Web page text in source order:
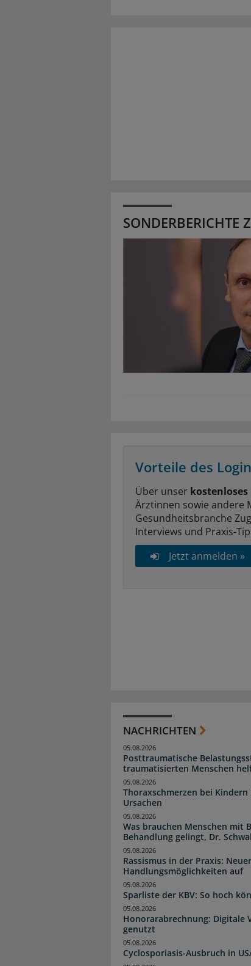
SONDERBERICHTE
Vorteile des
Über unser kostenloses
Ärztinnen sowie andere
Gesundheitsbranche
Interviews und Praxis-
Jetzt anmelden »
NACHRICHTEN
Posttraumatische
traumatisierten Menschen
05.08.2026
Thoraxschmerzen bei
Ursachen
05.08.2026
Was brauchen Menschen mit
Behandlung gelingt, Dr.
05.08.2026
Rassismus in der Praxis:
Handlungsmöglichkeiten auf
05.08.2026
Sparliste der KBV: So hoch
05.08.2026
Honorarabrechnung: Digitale
genutzt
05.08.2026
Cyclosporiasis-Ausbruch in
05.08.2026